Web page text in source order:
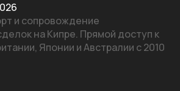
и сопровождение
на Кипре. Прямой доступ к
Японии и Австралии с 2010